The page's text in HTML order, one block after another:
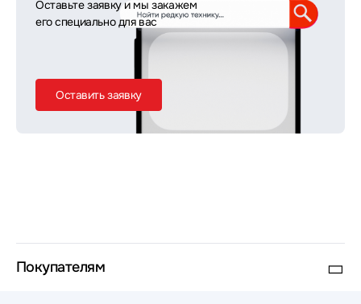
Оставьте заявку и мы закажем
его специально для вас
Оставить заявку
Покупателям